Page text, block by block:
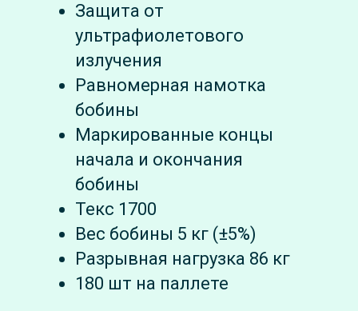
Защита от
ультрафиолетового
излучения
Равномерная намотка
бобины
Маркированные концы
начала и окончания
бобины
Текс 1700
Вес бобины 5 кг (±5%)
Разрывная нагрузка 86 кг
180 шт на паллете